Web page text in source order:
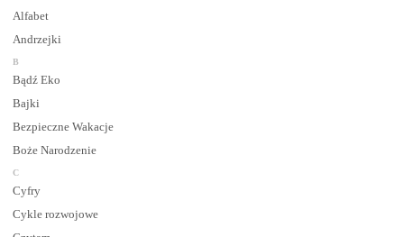
Alfabet
Andrzejki
B
Bądź Eko
Bajki
Bezpieczne Wakacje
Boże Narodzenie
C
Cyfry
Cykle rozwojowe